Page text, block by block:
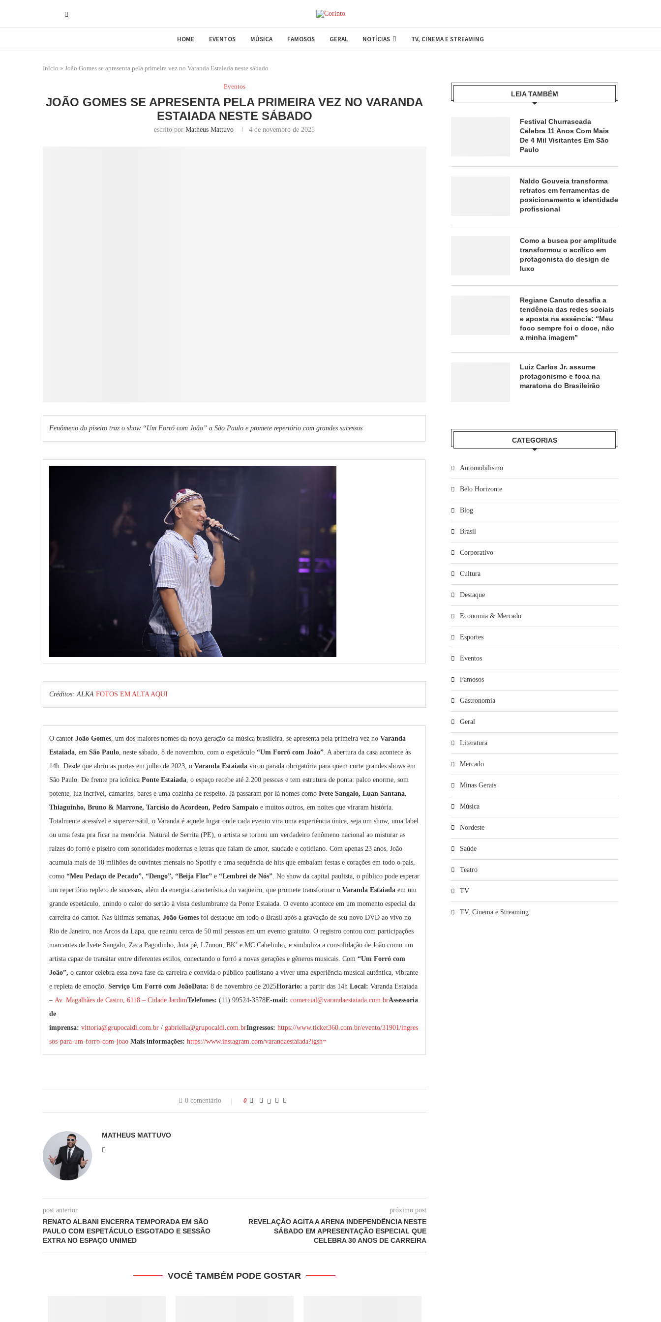
HOME EVENTOS MÚSICA FAMOSOS GERAL NOTÍCIAS TV, CINEMA E STREAMING
Início » João Gomes se apresenta pela primeira vez no Varanda Estaiada neste sábado
Eventos
JOÃO GOMES SE APRESENTA PELA PRIMEIRA VEZ NO VARANDA
ESTAIADA NESTE SÁBADO
escrito porMatheus Mattuvo 4 de novembro de 2025
Fenômeno do piseiro traz o show “Um Forró com João” a São Paulo e promete repertório com grandes sucessos
Créditos: ALKA FOTOS EM ALTA AQUI
O cantor João Gomes , um dos maiores nomes da nova geração da música brasileira, se apresenta pela primeira vez no Varanda
Estaiada , em São Paulo , neste sábado, 8 de novembro, com o espetáculo “Um Forró com João” . A abertura da casa acontece às
14h. Desde que abriu as portas em julho de 2023, o Varanda Estaiada virou parada obrigatória para quem curte grandes shows em
São Paulo. De frente pra icônica Ponte Estaiada , o espaço recebe até 2.200 pessoas e tem estrutura de ponta: palco enorme, som
potente, luz incrível, camarins, bares e uma cozinha de respeito. Já passaram por lá nomes como Ivete Sangalo, Luan Santana,
Thiaguinho, Bruno & Marrone, Tarcísio do Acordeon, Pedro Sampaio e muitos outros, em noites que viraram história.
Totalmente acessível e superversátil, o Varanda é aquele lugar onde cada evento vira uma experiência única, seja um show, uma label
ou uma festa pra ficar na memória. Natural de Serrita (PE), o artista se tornou um verdadeiro fenômeno nacional ao misturar as
raízes do forró e piseiro com sonoridades modernas e letras que falam de amor, saudade e cotidiano. Com apenas 23 anos, João
acumula mais de 10 milhões de ouvintes mensais no Spotify e uma sequência de hits que embalam festas e corações em todo o país,
como “Meu Pedaço de Pecado”, “Dengo”, “Beija Flor” e “Lembrei de Nós” . No show da capital paulista, o público pode esperar
um repertório repleto de sucessos, além da energia característica do vaqueiro, que promete transformar o Varanda Estaiada em um
grande espetáculo, unindo o calor do sertão à vista deslumbrante da Ponte Estaiada. O evento acontece em um momento especial da
carreira do cantor. Nas últimas semanas, João Gomes foi destaque em todo o Brasil após a gravação de seu novo DVD ao vivo no
Rio de Janeiro, nos Arcos da Lapa, que reuniu cerca de 50 mil pessoas em um evento gratuito. O registro contou com participações
marcantes de Ivete Sangalo, Zeca Pagodinho, Jota.pê, L7nnon, BK’ e MC Cabelinho, e simboliza a consolidação de João como um
artista capaz de transitar entre diferentes estilos, conectando o forró a novas gerações e gêneros musicais. Com “Um Forró com
João”, o cantor celebra essa nova fase da carreira e convida o público paulistano a viver uma experiência musical autêntica, vibrante
e repleta de emoção. Serviço Um Forró com JoãoData: 8 de novembro de 2025Horário: a partir das 14h Local: Varanda Estaiada
– Av. Magalhães de Castro, 6118 – Cidade JardimTelefones: (11) 99524-3578E-mail: comercial@varandaestaiada.com.brAssessoria
de
imprensa: vittoria@grupocaldi.com.br / gabriella@grupocaldi.com.brIngressos: https://www.ticket360.com.br/evento/31901/ingres
sos-para-um-forro-com-joao Mais informações: https://www.instagram.com/varandaestaiada?igsh=
0 comentário 0
MATHEUS MATTUVO
post anterior
RENATO ALBANI ENCERRA TEMPORADA EM SÃO
PAULO COM ESPETÁCULO ESGOTADO E SESSÃO
EXTRA NO ESPAÇO UNIMED
próximo post
REVELAÇÃO AGITA A ARENA INDEPENDÊNCIA NESTE
SÁBADO EM APRESENTAÇÃO ESPECIAL QUE
CELEBRA 30 ANOS DE CARREIRA
VOCÊ TAMBÉM PODE GOSTAR
LEIA TAMBÉM
Festival Churrascada
Celebra 11 Anos Com Mais
De 4 Mil Visitantes Em São
Paulo
Naldo Gouveia transforma
retratos em ferramentas de
posicionamento e identidade
profissional
Como a busca por amplitude
transformou o acrílico em
protagonista do design de
luxo
Regiane Canuto desafia a
tendência das redes sociais
e aposta na essência: “Meu
foco sempre foi o doce, não
a minha imagem”
Luiz Carlos Jr. assume
protagonismo e foca na
maratona do Brasileirão
CATEGORIAS
Automobilismo
Belo Horizonte
Blog
Brasil
Corporativo
Cultura
Destaque
Economia & Mercado
Esportes
Eventos
Famosos
Gastronomia
Geral
Literatura
Mercado
Minas Gerais
Música
Nordeste
Saúde
Teatro
TV
TV, Cinema e Streaming